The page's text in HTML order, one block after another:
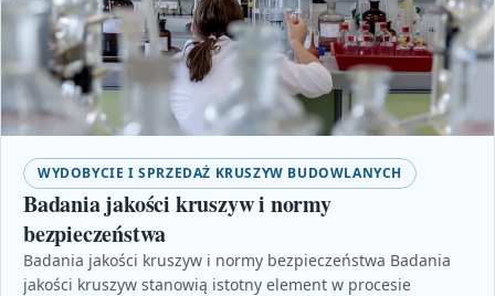
WYDOBYCIE I SPRZEDAŻ KRUSZYW BUDOWLANYCH
Badania jakości kruszyw i normy
bezpieczeństwa
Badania jakości kruszyw i normy bezpieczeństwa Badania
jakości kruszyw stanowią istotny element w procesie